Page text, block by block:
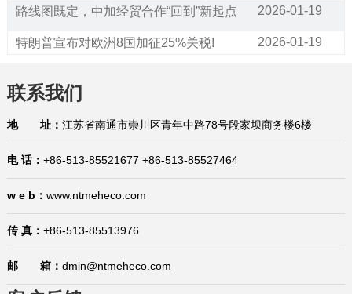
路线图既定，中加经贸合作“回到”新起点 2026-01-19
特朗普宣布对欧洲8国加征25%关税! 2026-01-19
商标产权案件应对问答：如何应对海外市场的商标抢注？有哪些救济措施？ 2026-01-16
国际贸易合规问答：生产企业在代理出口业务中的权利与义务是什么？在哪里有规定？
中国宣布对美国加税，最高113%！
联系我们
地 址： 江苏省南通市崇川区青年中路78号段家坝商务楼6楼
电 话： +86-513-85521677 +86-513-85527464
w e b： www.ntmeheco.com
传 真： +86-513-85513976
邮 箱： dmin@ntmeheco.com